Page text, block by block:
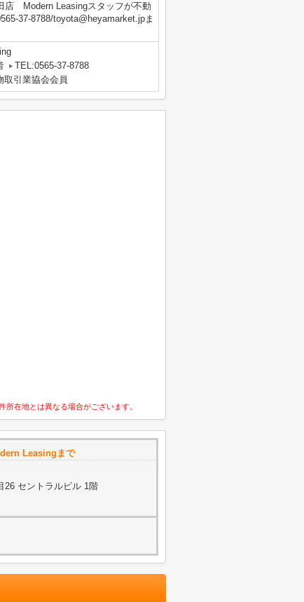
店 Modern Leasingスタッフが不動
37-8788/toyota@heyamarket.jpま
TEL:0565-37-8788
取引業協会会員
在地とは異なる場合がございます。
Leasingまで
26 セントラルビル 1階